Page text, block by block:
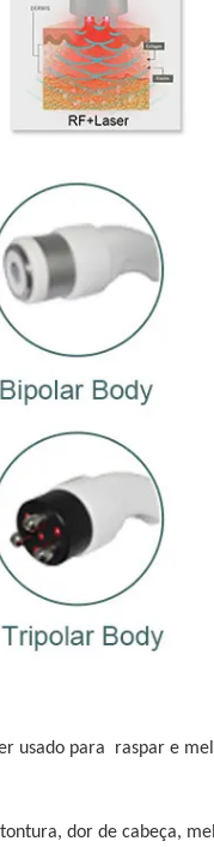
usado para raspar e
dor de cabeça,